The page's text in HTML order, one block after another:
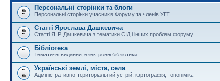
Персональні сторінки та блоги
Персональні сторінки учасників Форуму та членів УГТ
Статті Ярослава Дашкевича
Статті Я. Р. Дашкевича з тематики СІД і інших проблем форуму
Бібліотека
Тематичні видання, електронні бібліотеки
Українські землі, міста, села
Адміністративно-територіальний устрій, картографія, топоніміка